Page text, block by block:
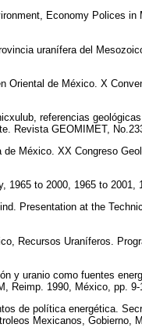
Economy Polices
uranífera del
Oriental de México. X
referencias
Revista GEOMIMET,
México. XX Congreso
1965 to 2000, 1965 to 2001,
Presentation at the
Recursos Uraníferos.
y uranio como fuentes
Reimp. 1990, México, pp.
de política energética.
Mexicanos, Gobierno,